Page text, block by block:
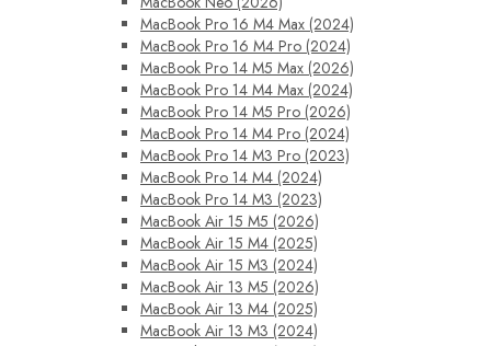
MacBook Pro 16 M4 Max (2024)
MacBook Pro 16 M4 Pro (2024)
MacBook Pro 14 M5 Max (2026)
MacBook Pro 14 M4 Max (2024)
MacBook Pro 14 M5 Pro (2026)
MacBook Pro 14 M4 Pro (2024)
MacBook Pro 14 M3 Pro (2023)
MacBook Pro 14 M4 (2024)
MacBook Pro 14 M3 (2023)
MacBook Air 15 M5 (2026)
MacBook Air 15 M4 (2025)
MacBook Air 15 M3 (2024)
MacBook Air 13 M5 (2026)
MacBook Air 13 M4 (2025)
MacBook Air 13 M3 (2024)